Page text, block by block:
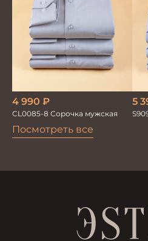
Посмотреть все
4 990 ₽
CL0085-8 Сорочка мужская
5